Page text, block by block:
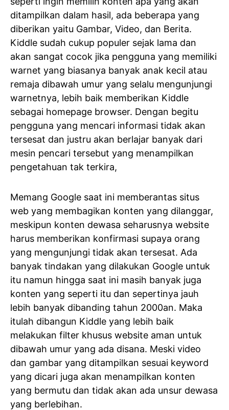
ditampilkan dalam hasil, ada beberapa yang
diberikan yaitu Gambar, Video, dan Berita.
Kiddle sudah cukup populer sejak lama dan
akan sangat cocok jika pengguna yang memiliki
warnet yang biasanya banyak anak kecil atau
remaja dibawah umur yang selalu mengunjungi
warnetnya, lebih baik memberikan Kiddle
sebagai homepage browser. Dengan begitu
pengguna yang mencari informasi tidak akan
tersesat dan justru akan berlajar banyak dari
mesin pencari tersebut yang menampilkan
pengetahuan tak terkira,
Memang Google saat ini memberantas situs
web yang membagikan konten yang dilanggar,
meskipun konten dewasa seharusnya website
harus memberikan konfirmasi supaya orang
yang mengunjungi tidak akan tersesat. Ada
banyak tindakan yang dilakukan Google untuk
itu namun hingga saat ini masih banyak juga
konten yang seperti itu dan sepertinya jauh
lebih banyak dibanding tahun 2000an. Maka
itulah dibangun Kiddle yang lebih baik
melakukan filter khusus website aman untuk
dibawah umur yang ada disana. Meski video
dan gambar yang ditampilkan sesuai keyword
yang dicari juga akan menampilkan konten
yang bermutu dan tidak akan ada unsur dewasa
yang berlebihan.